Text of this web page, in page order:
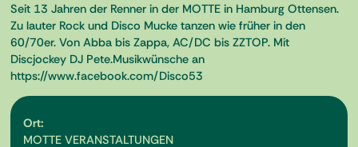
Seit 13 Jahren der Renner in der MOTTE in Hamburg Ottensen.
Zu lauter Rock und Disco Mucke tanzen wie früher in den
60/70er. Von Abba bis Zappa, AC/DC bis ZZTOP. Mit
Discjockey DJ Pete.Musikwünsche an
https://www.facebook.com/Disco53
Ort:
MOTTE VERANSTALTUNGEN